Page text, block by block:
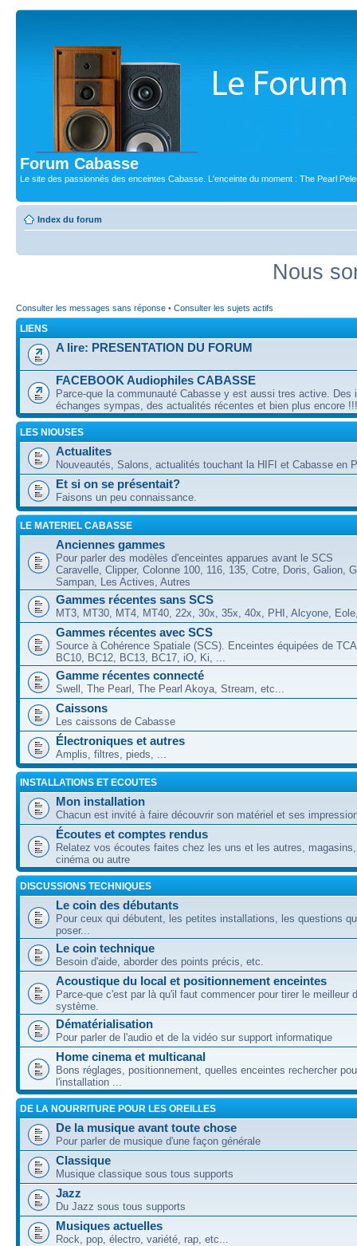
Forum Cabasse
Le site des passionnés des enceintes Cabasse. L'enceinte du moment : The Pearl
Index du forum
Nous
Consulter les messages sans réponse • Consulter les sujets actifs
LIENS
A lire: PRESENTATION DU FORUM
FACEBOOK Audiophiles CABASSE
Parce-que la communauté Cabasse y est aussi tres active. Des
échanges sympas, des actualités récentes et bien plus encore !!!
LES NIOUSES
Actualites
Nouveautés, Salons, actualités touchant la HIFI et Cabasse en
Et si on se présentait?
Faisons un peu connaissance.
LE MATERIEL CABASSE
Anciennes gammes
Pour parler des modèles d'enceintes apparues avant le SCS
Caravelle, Clipper, Colonne 100, 116, 135, Cotre, Doris, Galion,
Sampan, Les Actives, Autres
Gammes récentes sans SCS
MT3, MT30, MT4, MT40, 22x, 30x, 35x, 40x, PHI, Alcyone,
Gammes récentes avec SCS
Source à Cohérence Spatiale (SCS). Enceintes équipées de
BC10, BC12, BC13, BC17, iO, Ki, ...
Gamme récentes connecté
Swell, The Pearl, The Pearl Akoya, Stream, etc...
Caissons
Les caissons de Cabasse
Électroniques et autres
Amplis, filtres, pieds, ...
INSTALLATIONS ET ECOUTES
Mon installation
Chacun est invité à faire découvrir son matériel et ses
Écoutes et comptes rendus
Relatez vos écoutes faites chez les uns et les autres,
cinéma ou autre
DISCUSSIONS TECHNIQUES
Le coin des débutants
Pour ceux qui débutent, les petites installations, les questions
poser...
Le coin technique
Besoin d'aide, aborder des points précis, etc.
Acoustique du local et positionnement enceintes
Parce-que c'est par là qu'il faut commencer pour tirer le meilleur
système.
Dématérialisation
Pour parler de l'audio et de la vidéo sur support informatique
Home cinema et multicanal
Bons réglages, positionnement, quelles enceintes rechercher
l'installation ...
DE LA NOURRITURE POUR LES OREILLES
De la musique avant toute chose
Pour parler de musique d'une façon générale
Classique
Musique classique sous tous supports
Jazz
Du Jazz sous tous supports
Musiques actuelles
Rock, pop, électro, variété, rap, etc...